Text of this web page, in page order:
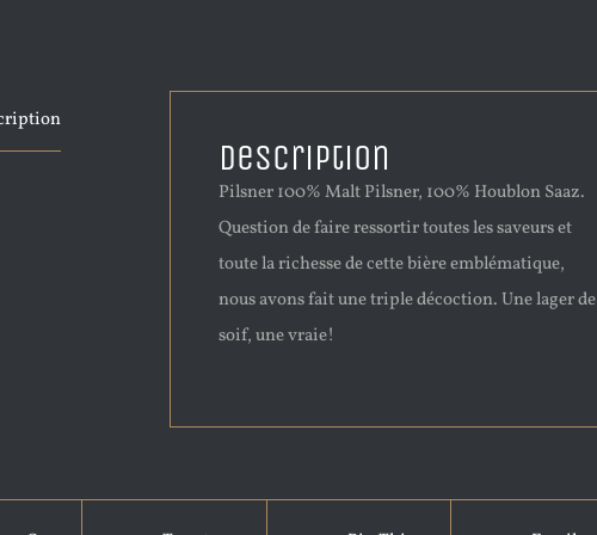
Description
Pilsner 100% Malt Pilsner, 100% Houblon Saaz.
Question de faire ressortir toutes les saveurs et
toute la richesse de cette bière emblématique,
nous avons fait une triple décoction. Une lager de
soif, une vraie!